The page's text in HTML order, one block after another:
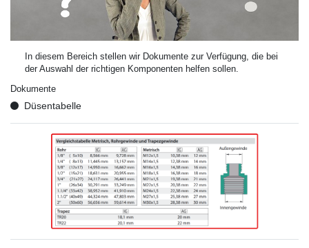
In diesem Bereich stellen wir Dokumente zur Verfügung, die bei
der Auswahl der richtigen Komponenten helfen sollen.
Dokumente
Düsentabelle